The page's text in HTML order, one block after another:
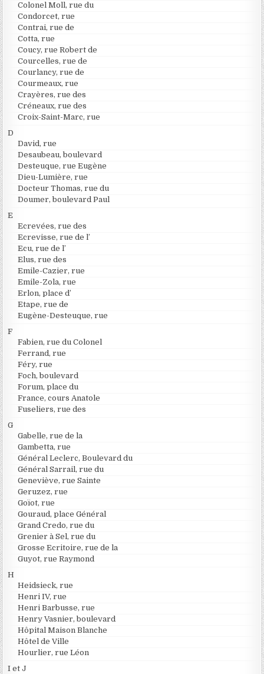
Colonel Moll, rue du
Condorcet, rue
Contrai, rue de
Cotta, rue
Coucy, rue Robert de
Courcelles, rue de
Courlancy, rue de
Courmeaux, rue
Crayères, rue des
Créneaux, rue des
Croix-Saint-Marc, rue
D
David, rue
Desaubeau, boulevard
Desteuque, rue Eugène
Dieu-Lumière, rue
Docteur Thomas, rue du
Doumer, boulevard Paul
E
Ecrevées, rue des
Ecrevisse, rue de l’
Ecu, rue de l’
Elus, rue des
Emile-Cazier, rue
Emile-Zola, rue
Erlon, place d’
Etape, rue de
Eugène-Desteuque, rue
F
Fabien, rue du Colonel
Ferrand, rue
Féry, rue
Foch, boulevard
Forum, place du
France, cours Anatole
Fuseliers, rue des
G
Gabelle, rue de la
Gambetta, rue
Général Leclerc, Boulevard du
Général Sarrail, rue du
Geneviève, rue Sainte
Geruzez, rue
Goïot, rue
Gouraud, place Général
Grand Credo, rue du
Grenier à Sel, rue du
Grosse Ecritoire, rue de la
Guyot, rue Raymond
H
Heidsieck, rue
Henri IV, rue
Henri Barbusse, rue
Henry Vasnier, boulevard
Hôpital Maison Blanche
Hôtel de Ville
Hourlier, rue Léon
I et J